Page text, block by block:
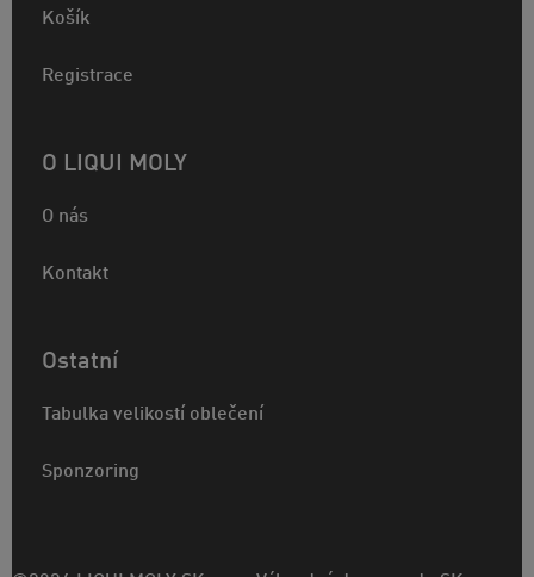
Košík
Registrace
O LIQUI MOLY
O nás
Kontakt
Ostatní
Tabulka velikostí oblečení
Sponzoring